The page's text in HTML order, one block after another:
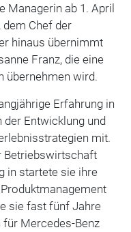
Managerin ab 1. April
dem Chef der
hinaus übernimmt
Franz, die eine
übernehmen wird.
Erfahrung in
Entwicklung und
mit.
Betriebswirtschaft
in startete sie ihre
sie fast fünf Jahre
Mercedes-Benz